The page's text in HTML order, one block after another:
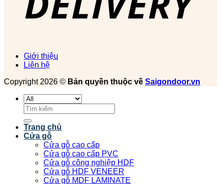
Giới thiệu
Liên hệ
Copyright 2026 © Bản quyền thuộc về Saigondoor.vn
Tìm
kiếm:
Trang chủ
Cửa gỗ
Cửa gỗ cao cấp
Cửa gỗ cao cấp PVC
Cửa gỗ công nghiệp HDF
Cửa gỗ HDF VENEER
Cửa gỗ MDF LAMINATE